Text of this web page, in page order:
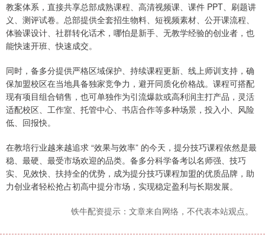
教案体系，直接共享总部成熟课程、高清视频课、课件 PPT、刷题讲
义、测评试卷。总部提供全套招生物料、短视频素材、公开课流程、
体验课设计、社群转化话术，哪怕是新手、无教学经验的创业者，也
能快速开班、快速成交。
同时，备多分提供严格区域保护、持续课程更新、线上师训支持，确
保加盟校区在当地具备独家竞争力，避开同质化价格战。课程可搭配
现有项目组合销售，也可单独作为引流爆款或高利润主打产品，灵活
适配校区、工作室、托管中心、书店合作等多种场景，投入小、风险
低、回报快。
在教培行业越来越追求 “效果与效率” 的今天，提分技巧课程依然是最
稳、最硬、最受市场欢迎的品类。备多分科学备考以名师强、技巧
实、见效快、扶持全的优势，成为提分技巧课程加盟的优质品牌，助
力创业者轻松抢占初高中提分市场，实现稳定盈利与长期发展。
铁牛配资提示：文章来自网络，不代表本站观点。